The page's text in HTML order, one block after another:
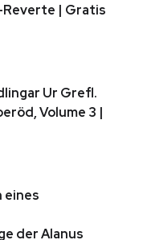
Reverte | Gratis
Ur Grefl.
Volume 3 |
eines
der Alanus